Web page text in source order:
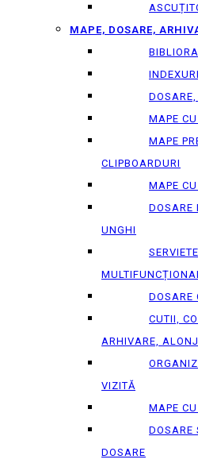
MAPE, DOSARE,
MAPE
MAPE
CLIPBOARDURI
MAPE
DOSARE
UNGHI
DOSARE
CUTII,
ARHIVARE,
VIZITĂ
MAPE
DOSARE
DOSARE